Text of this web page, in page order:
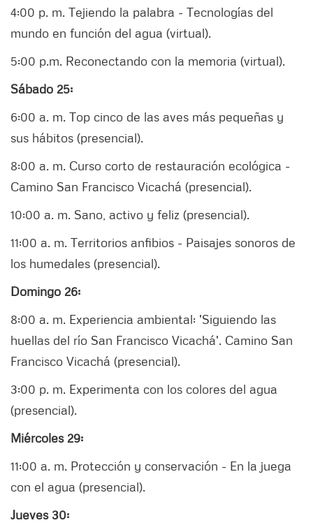
4:00 p. m. Tejiendo la palabra - Tecnologías del
mundo en función del agua (virtual).
5:00 p.m. Reconectando con la memoria (virtual).
Sábado 25:
6:00 a. m. Top cinco de las aves más pequeñas y
sus hábitos (presencial).
8:00 a. m. Curso corto de restauración ecológica -
Camino San Francisco Vicachá (presencial).
10:00 a. m. Sano, activo y feliz (presencial).
11:00 a. m. Territorios anfibios - Paisajes sonoros de
los humedales (presencial).
Domingo 26:
8:00 a. m. Experiencia ambiental: 'Siguiendo las
huellas del río San Francisco Vicachá'. Camino San
Francisco Vicachá (presencial).
3:00 p. m. Experimenta con los colores del agua
(presencial).
Miércoles 29:
11:00 a. m. Protección y conservación - En la juega
con el agua (presencial).
Jueves 30: